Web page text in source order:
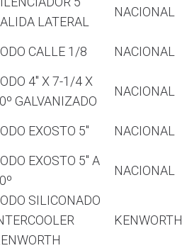
LATERAL
NACIONAL
CALLE 1/8 NACIONAL
4″ X 7-1/4 X
GALVANIZADO
NACIONAL
EXOSTO 5″ NACIONAL
EXOSTO 5″ A
NACIONAL
SILICONADO
KENWORTH